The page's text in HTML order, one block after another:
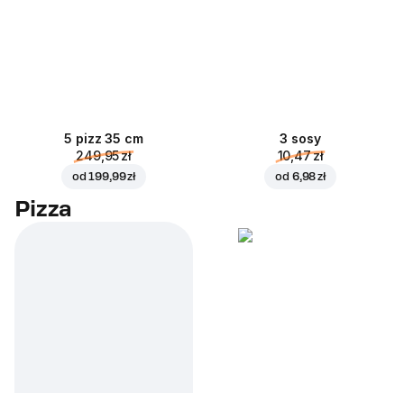
5 pizz 35 cm
249,95 zł
od199,99 zł
3 sosy
10,47 zł
od 6,98 zł
Pizza